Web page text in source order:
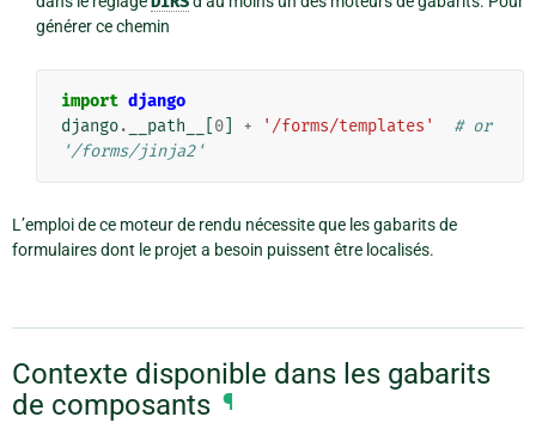
générer ce chemin
import django
django. __path__ 0 + '/forms/templates'
# or
'/forms/jinja2'
L’emploi de ce moteur de rendu nécessite que les gabarits de
formulaires dont le projet a besoin puissent être localisés.
Contexte disponible dans les gabarits
de composants ¶